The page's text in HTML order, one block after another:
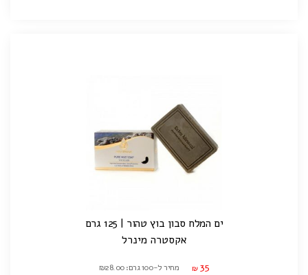
ים המלח סבון בוץ טהור | 125 גרם
אקסטרה מינרל
₪ 35 מחיר ל-100 גרם: ₪28.00